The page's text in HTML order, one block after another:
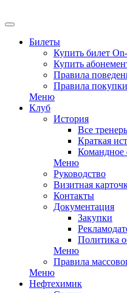
Билеты
Купить билет
Купить
Правила
Правила покупки
Меню
Клуб
История
Все
Краткая
Командное
Меню
Руководство
Визитная
Контакты
Документация
Закупки
Политика
Меню
Правила
Меню
Нефтехимик